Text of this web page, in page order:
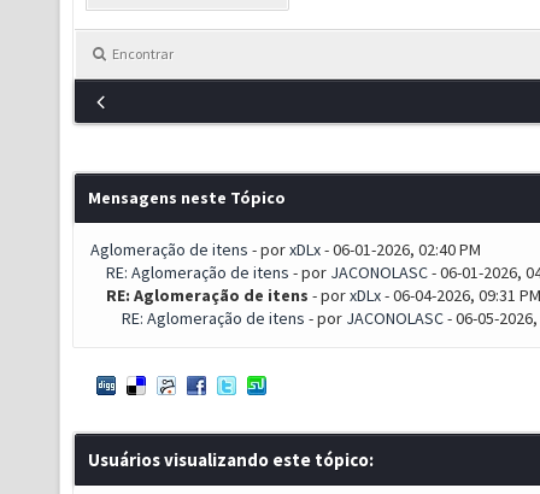
Encontrar
Mensagens neste Tópico
Aglomeração de itens - porxDLx- 06-01-2026, 02:40 PM
RE: Aglomeração de itens - por JACONOLASC- 06-01-2026,
RE: Aglomeração de itens - porxDLx- 06-04-2026, 09:31 PM
RE: Aglomeração de itens - por JACONOLASC- 06-05-
Usuários visualizando este tópico: